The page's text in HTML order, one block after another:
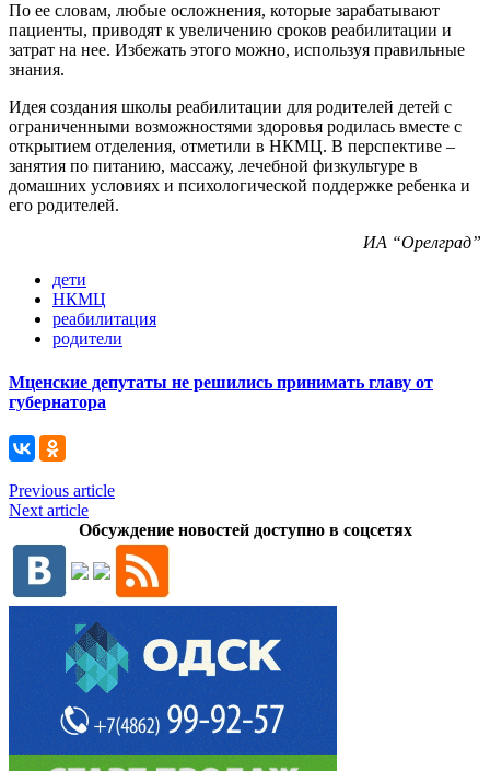
По ее словам, любые осложнения, которые зарабатывают
пациенты, приводят к увеличению сроков реабилитации и
затрат на нее. Избежать этого можно, используя правильные
знания.
Идея создания школы реабилитации для родителей детей с
ограниченными возможностями здоровья родилась вместе с
открытием отделения, отметили в НКМЦ. В перспективе –
занятия по питанию, массажу, лечебной физкультуре в
домашних условиях и психологической поддержке ребенка и
его родителей.
ИА “Орелград”
дети
НКМЦ
реабилитация
родители
Мценские депутаты не решились принимать главу от
губернатора
Previous article
Next article
Обсуждение новостей доступно в соцсетях